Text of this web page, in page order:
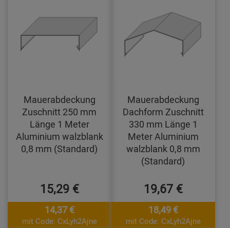
Mauerabdeckung
Zuschnitt 250 mm
Länge 1 Meter
Aluminium walzblank
0,8 mm (Standard)
15,29 €
14,37 €
mit Code: CxLyh2Ajne
Mauerabdeckung
Dachform Zuschnitt
330 mm Länge 1
Meter Aluminium
walzblank 0,8 mm
(Standard)
19,67 €
18,49 €
mit Code: CxLyh2Ajne